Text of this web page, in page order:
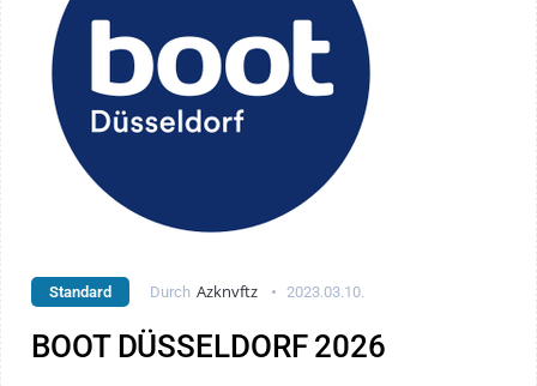
Standard Durch Azknvftz 2023.03.10.
BOOT DÜSSELDORF 2026